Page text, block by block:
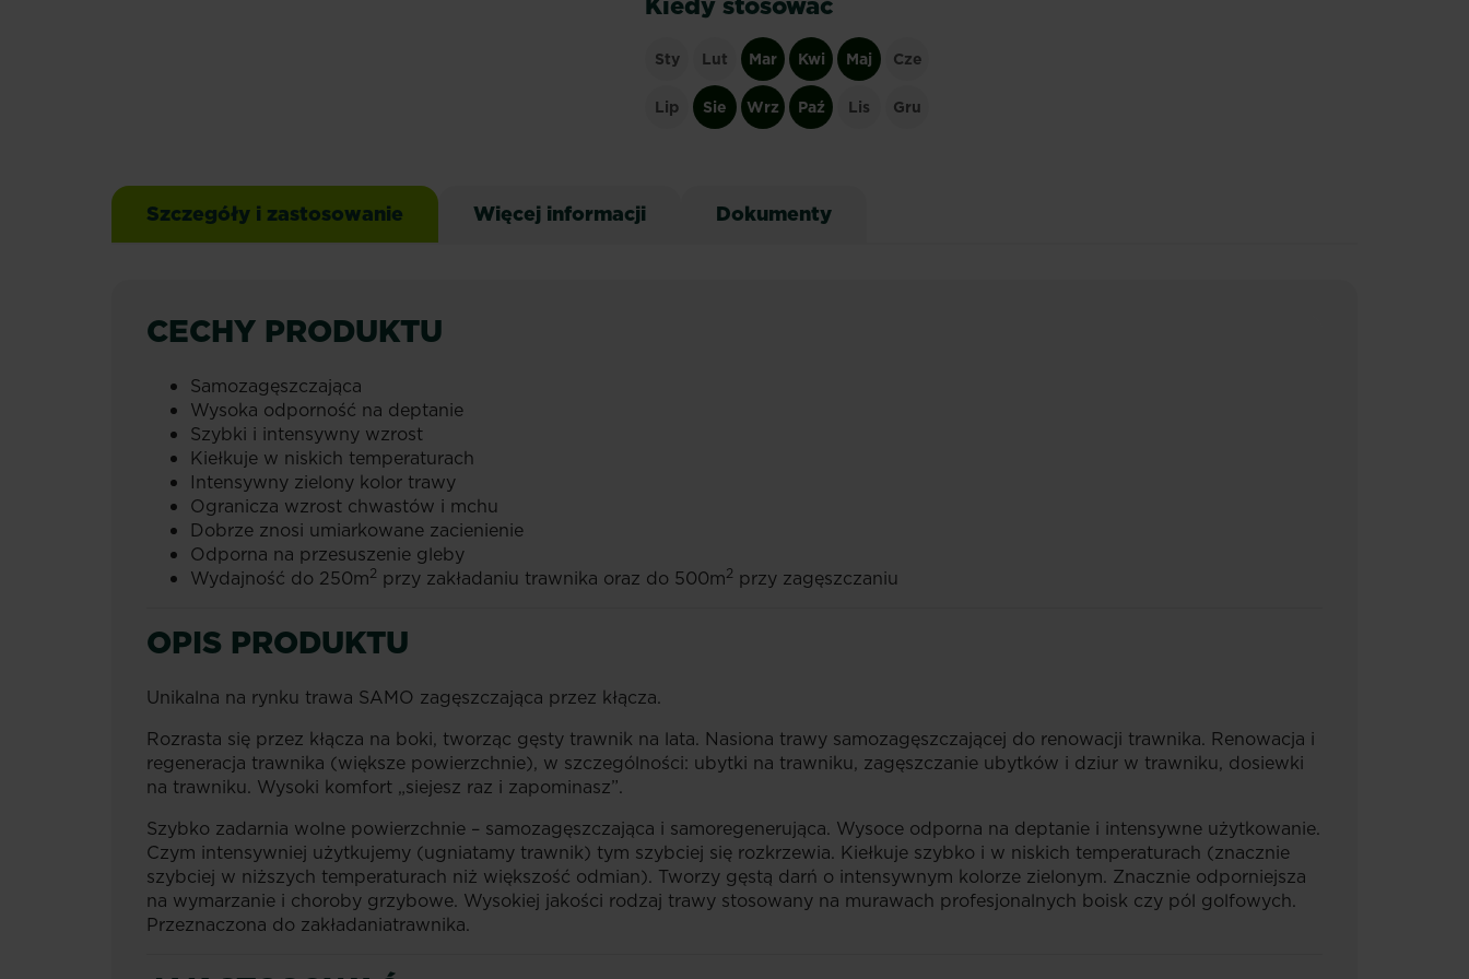
Sty Lut Mar Kwi Maj Cze
Lip Sie Wrz Paź Lis Gru
Szczegóły i zastosowanie Więcej informacji Dokumenty
CECHY PRODUKTU
Samozagęszczająca
Wysoka odporność na deptanie
Szybki i intensywny wzrost
Kiełkuje w niskich temperaturach
Intensywny zielony kolor trawy
Ogranicza wzrost chwastów i mchu
Dobrze znosi umiarkowane zacienienie
Odporna na przesuszenie gleby
Wydajność do 250m2 przy zakładaniu trawnika oraz do 500m2 przy zagęszczaniu
OPIS PRODUKTU
Unikalna na rynku trawa SAMO zagęszczająca przez kłącza.
Rozrasta się przez kłącza na boki, tworząc gęsty trawnik na lata. Nasiona trawy samozagęszczającej do renowacji trawnika. Renowacja i
regeneracja trawnika (większe powierzchnie), w szczególności: ubytki na trawniku, zagęszczanie ubytków i dziur w trawniku, dosiewki
na trawniku. Wysoki komfort „siejesz raz i zapominasz”.
Szybko zadarnia wolne powierzchnie – samozagęszczająca i samoregenerująca. Wysoce odporna na deptanie i intensywne użytkowanie.
Czym intensywniej użytkujemy (ugniatamy trawnik) tym szybciej się rozkrzewia. Kiełkuje szybko i w niskich temperaturach (znacznie
szybciej w niższych temperaturach niż większość odmian). Tworzy gęstą darń o intensywnym kolorze zielonym. Znacznie odporniejsza
na wymarzanie i choroby grzybowe. Wysokiej jakości rodzaj trawy stosowany na murawach profesjonalnych boisk czy pól golfowych.
Przeznaczona do zakładaniatrawnika.